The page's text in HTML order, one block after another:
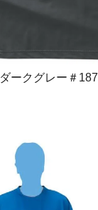
ダークグレー＃187